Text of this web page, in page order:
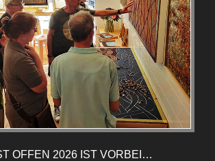
OFFEN 2026 IST VORBEI…